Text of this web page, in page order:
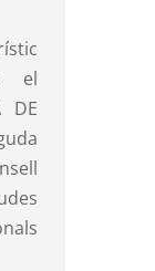
el
DE